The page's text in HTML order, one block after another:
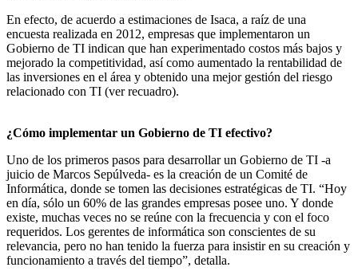
En efecto, de acuerdo a estimaciones de Isaca, a raíz de una
encuesta realizada en 2012, empresas que implementaron un
Gobierno de TI indican que han experimentado costos más bajos y
mejorado la competitividad, así como aumentado la rentabilidad de
las inversiones en el área y obtenido una mejor gestión del riesgo
relacionado con TI (ver recuadro).
¿Cómo implementar un Gobierno de TI efectivo?
Uno de los primeros pasos para desarrollar un Gobierno de TI -a
juicio de Marcos Sepúlveda- es la creación de un Comité de
Informática, donde se tomen las decisiones estratégicas de TI. “Hoy
en día, sólo un 60% de las grandes empresas posee uno. Y donde
existe, muchas veces no se reúne con la frecuencia y con el foco
requeridos. Los gerentes de informática son conscientes de su
relevancia, pero no han tenido la fuerza para insistir en su creación y
funcionamiento a través del tiempo”, detalla.